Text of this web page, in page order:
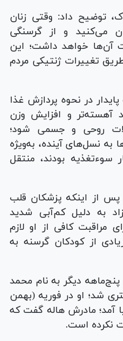
توضیح داد: وقتی زنان
می‌کنید و از گرسنگی
آن‌ها خواهد داشت؛ این
تغییرات ژنتیکی مردم
در نحوه پردازش غذا
آهسته‌تر و افزایش وزن
روحی و جسمی شود؛
نسل‌های آینده، به‌ویژه
سوءتغذیه بودند، منتقل
هفته پس از اینکه پزشکان قلب
به دلیل کم‌آبی شدید
مراقبت کافی از او لازم
از کودکان گرسنه به
یک نوزاد پنج‌ماهه دیگر به نام محمد
شد؛ او در فوریه (بهمن
آمد؛ مادرش هاله گفت که
نکرده است.